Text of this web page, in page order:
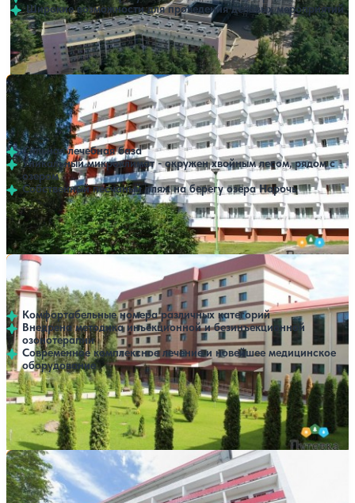
Широкие возможности для проведения деловых мероприятий
Профилей лечения:4 Крытый бассейн SPA
Санаторий Белая Русь Министерства внутренних дел
РБ
4.3 216 отзывов
Минская область
Сильная лечебная база
Уникальный микроклимат - окружен хвойным лесом, рядом с
озером
Собственный песчаный пляж на берегу озера Нарочь
Профилей лечения:5 Крытый бассейн
Нет цен или свободных мест на выбранные даты
Выбрать другой вариант
Санаторий Веста
4.5268 отзывов
Минская область
Комфортабельные номера различных категорий
Внедрена методика инъекционной и безинъекционной
озонотерапии
Современное комплексное лечение и новейшее медицинское
оборудование
Профилей лечения:9 Крытый бассейн
Открытый бассейн
SPA
Нет цен или свободных мест на выбранные даты
Выбрать другой вариант
Санаторий Криница
4.3356 отзывов
Минская область
Нет цен или свободных мест на выбранные даты
Выбрать другой вариант